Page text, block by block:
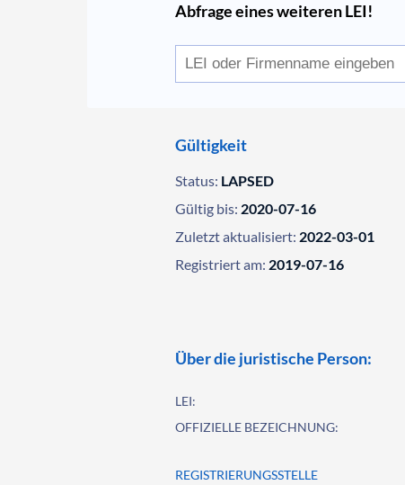
Abfrage eines weiteren LEI!
Gültigkeit
Status: LAPSED
Gültig bis: 2020-07-16
Zuletzt aktualisiert: 2022-03-01
Registriert am: 2019-07-16
Über die juristische Person:
LEI:
OFFIZIELLE BEZEICHNUNG:
REGISTRIERUNGSSTELLE